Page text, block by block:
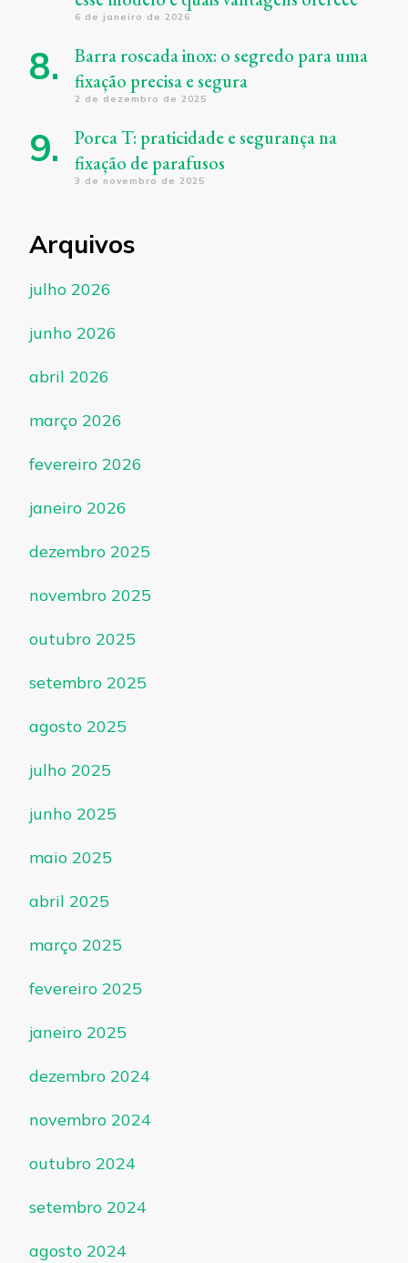
6 de janeiro de 2026
Barra roscada inox: o segredo para uma
fixação precisa e segura
2 de dezembro de 2025
Porca T: praticidade e segurança na
fixação de parafusos
3 de novembro de 2025
Arquivos
julho 2026
junho 2026
abril 2026
março 2026
fevereiro 2026
janeiro 2026
dezembro 2025
novembro 2025
outubro 2025
setembro 2025
agosto 2025
julho 2025
junho 2025
maio 2025
abril 2025
março 2025
fevereiro 2025
janeiro 2025
dezembro 2024
novembro 2024
outubro 2024
setembro 2024
agosto 2024